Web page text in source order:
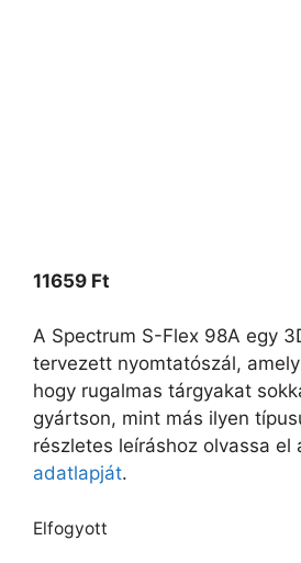
11659 Ft
A Spectrum S-Flex 98A egy
tervezett nyomtatószál,
hogy rugalmas tárgyakat
gyártson, mint más ilyen
részletes leíráshoz olvassa el
adatlapját.
Elfogyott